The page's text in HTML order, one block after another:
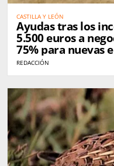
CASTILLA Y LEÓN
Ayudas tras los
5.500 euros a
75% para nuevas
REDACCIÓN